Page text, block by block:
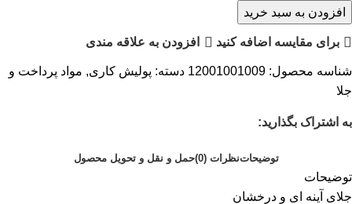
افزودن به سبد خرید
برای مقایسه اضافه کنید افزودن به علاقه مندی
شناسه محصول: 12001001009 دسته: پولیش کاری, مواد پرداخت و
جلا
به اشتراک بگذارید:
توضیحاتنظرات (0) حمل و نقل و تحویل محصول
توضیحات
جلای آینه ای و درخشان